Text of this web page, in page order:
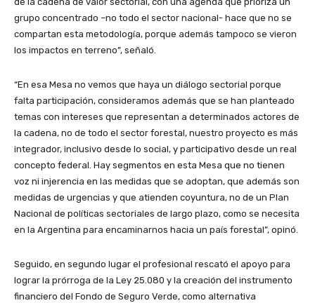
grupo concentrado –no todo el sector nacional- hace que no se
compartan esta metodología, porque además tampoco se vieron
los impactos en terreno”, señaló.
“En esa Mesa no vemos que haya un diálogo sectorial porque
falta participación, consideramos además que se han planteado
temas con intereses que representan a determinados actores de
la cadena, no de todo el sector forestal, nuestro proyecto es más
integrador, inclusivo desde lo social, y participativo desde un real
concepto federal. Hay segmentos en esta Mesa que no tienen
voz ni injerencia en las medidas que se adoptan, que además son
medidas de urgencias y que atienden coyuntura, no de un Plan
Nacional de políticas sectoriales de largo plazo, como se necesita
en la Argentina para encaminarnos hacia un país forestal”, opinó.
Seguido, en segundo lugar el profesional rescató el apoyo para
lograr la prórroga de la Ley 25.080 y la creación del instrumento
financiero del Fondo de Seguro Verde, como alternativa